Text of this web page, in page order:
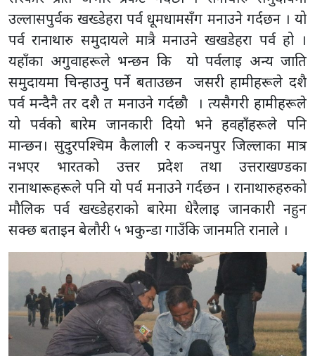
उल्लासपुर्वक खख्डेहरा पर्व धूमधामसँग मनाउने गर्दछन । यो
पर्व रानाथारु समुदायले मात्रै मनाउने खखडेहरा पर्व हो ।
यहाँका अगुवाहरूले भन्छन कि यो पर्वलाइ अन्य जाति
समुदायमा चिन्हाउनु पर्ने बताउछन जसरी हामीहरूले दशै
पर्व मन्दैनै तर दशै त मनाउने गर्दछाै । त्यसैगरी हामीहरूले
यो पर्वको बारेम जानकारी दियो भने हवहाँहरूले पनि
मान्छन। सुदुरपश्चिम कैलाली र कञ्चनपुर जिल्लाका मात्र
नभएर भारतको उत्तर प्रदेश तथा उत्तराखण्डका
रानाथारूहरूले पनि यो पर्व मनाउने गर्दछन । रानाथारुहरुको
मौलिक पर्व खख्डेहराको बारेमा धेरैलाइ जानकारी नहुन
सक्छ बताइन बेलाैरी ५ भकुन्डा गाउँकि जानमति रानाले ।